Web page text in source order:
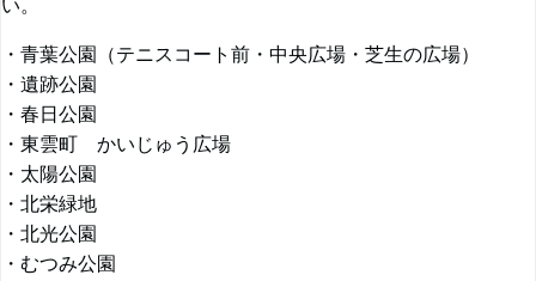
い。
・青葉公園（テニスコート前・中央広場・芝生の広場）
・遺跡公園
・春日公園
・東雲町 かいじゅう広場
・太陽公園
・北栄緑地
・北光公園
・むつみ公園